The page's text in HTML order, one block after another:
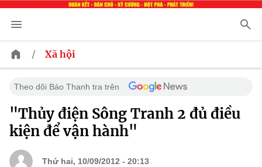
/ Xã hội
Theo dõi Báo Thanh tra trên
"Thủy điện Sông Tranh 2 đủ điều
kiện để vận hành"
Thứ hai, 10/09/2012 - 20:13